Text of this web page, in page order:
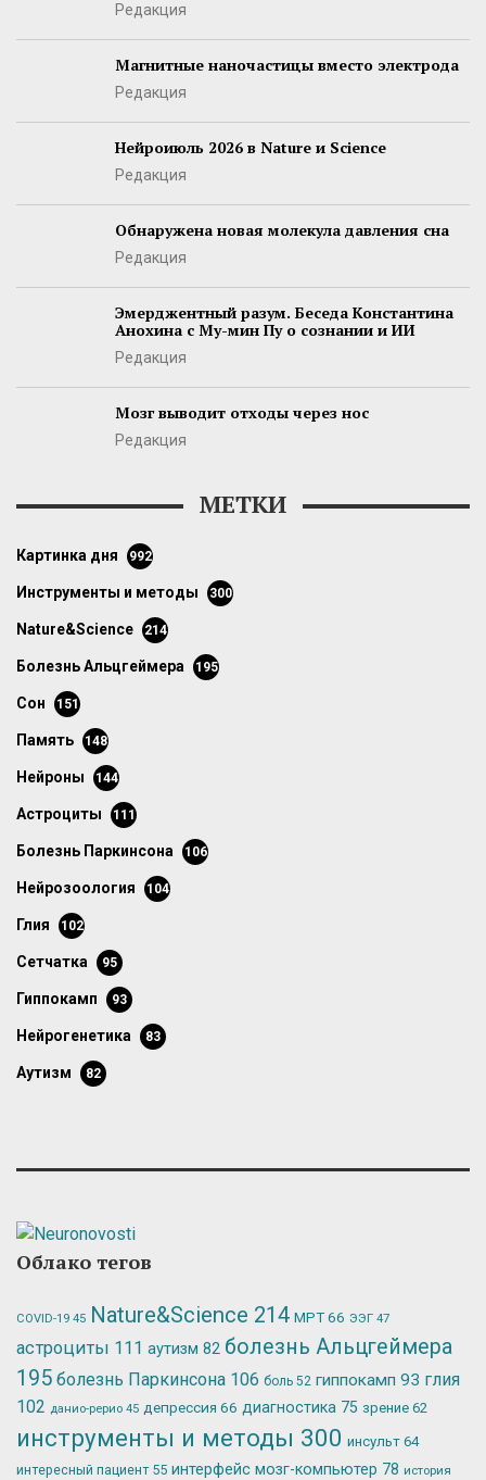
Редакция
Магнитные наночастицы вместо электрода
Редакция
Нейроиюль 2026 в Nature и Science
Редакция
Обнаружена новая молекула давления сна
Редакция
Эмерджентный разум. Беседа Константина
Анохина с Му-мин Пу о сознании и ИИ
Редакция
Мозг выводит отходы через нос
Редакция
МЕТКИ
картинка дня 992
инструменты и методы 300
Nature&Science 214
болезнь Альцгеймера 195
сон 151
память 148
нейроны 144
астроциты 111
болезнь Паркинсона 106
нейрозоология 104
глия 102
сетчатка 95
гиппокамп 93
нейрогенетика 83
аутизм 82
Облако тегов
COVID-19 45 Nature&Science 214 МРТ66 ЭЭГ 47
астроциты 111 аутизм 82 болезнь Альцгеймера
195 болезнь Паркинсона 106 боль 52 гиппокамп 93 глия
102 данио-рерио 45 депрессия 66 диагностика 75 зрение 62
инструменты и методы 300 инсульт 64
интересный пациент 55 интерфейс мозг-компьютер 78 история